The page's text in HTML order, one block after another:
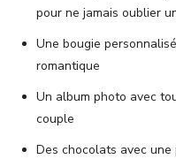
pour ne jamais oublier
Une bougie
romantique
Un album photo avec
couple
Des chocolats avec une